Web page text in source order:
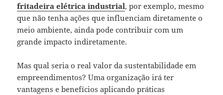
fritadeira elétrica industrial, por exemplo, mesmo
que não tenha ações que influenciam diretamente o
meio ambiente, ainda pode contribuir com um
grande impacto indiretamente.
Mas qual seria o real valor da sustentabilidade em
empreendimentos? Uma organização irá ter
vantagens e benefícios aplicando práticas